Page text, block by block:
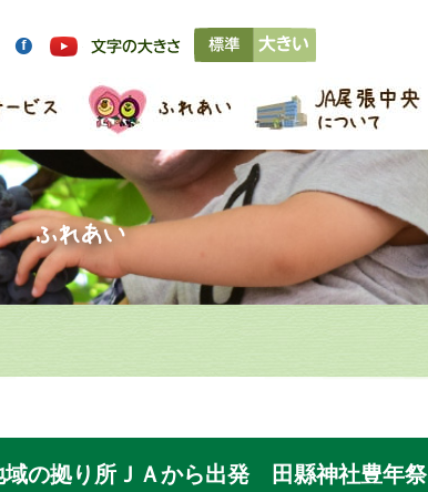
域の拠り所ＪＡから出発 田縣神社豊年祭